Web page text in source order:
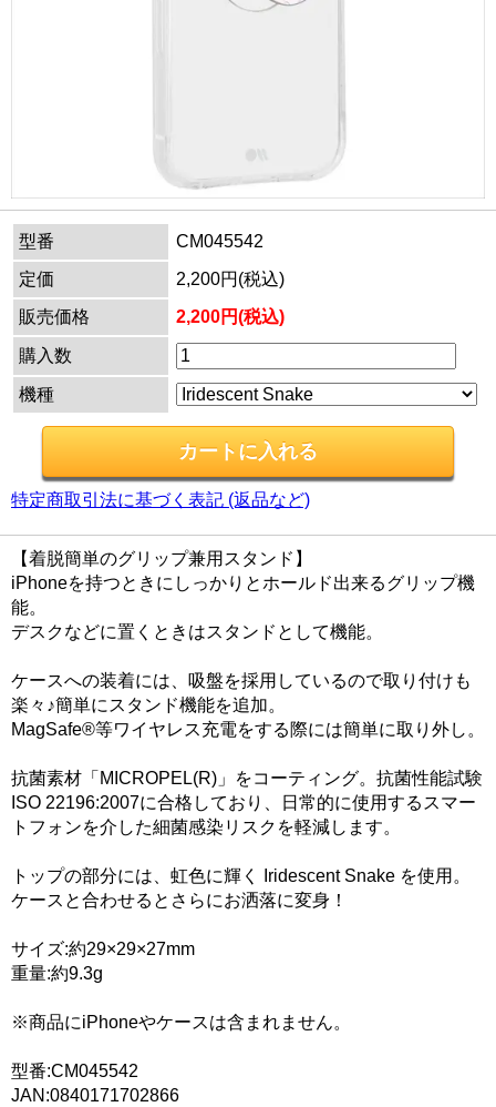
型番
CM045542
定価
2,200円(税込)
販売価格
2,200円(税込)
購入数
機種
特定商取引法に基づく表記 (返品など)
【着脱簡単のグリップ兼用スタンド】
iPhoneを持つときにしっかりとホールド出来るグリップ機
能。
デスクなどに置くときはスタンドとして機能。
ケースへの装着には、吸盤を採用しているので取り付けも
楽々♪簡単にスタンド機能を追加。
MagSafe®等ワイヤレス充電をする際には簡単に取り外し。
抗菌素材「MICROPEL(R)」をコーティング。抗菌性能試験
ISO 22196:2007に合格しており、日常的に使用するスマー
トフォンを介した細菌感染リスクを軽減します。
トップの部分には、虹色に輝く Iridescent Snake を使用。
ケースと合わせるとさらにお洒落に変身！
サイズ:約29×29×27mm
重量:約9.3g
※商品にiPhoneやケースは含まれません。
型番:CM045542
JAN:0840171702866